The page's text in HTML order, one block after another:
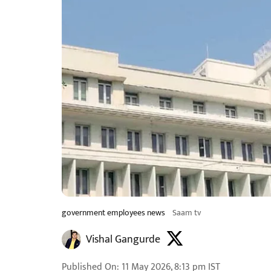
government employees news Saam tv
Vishal Gangurde
Published On: 11 May 2026, 8:13 pm IST